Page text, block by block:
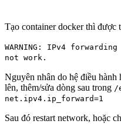
Tạo container docker thì được
WARNING: IPv4
not work.
Nguyên nhân do hệ điều
lên, thêm/sửa dòng sau trong /
net.ipv4.ip_forward=1
Sau đó restart network, hoặc